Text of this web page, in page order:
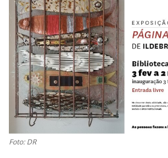
Educação
Estatuto Editorial
Saúde
Ficha técnica
Cultura
Foto: DR